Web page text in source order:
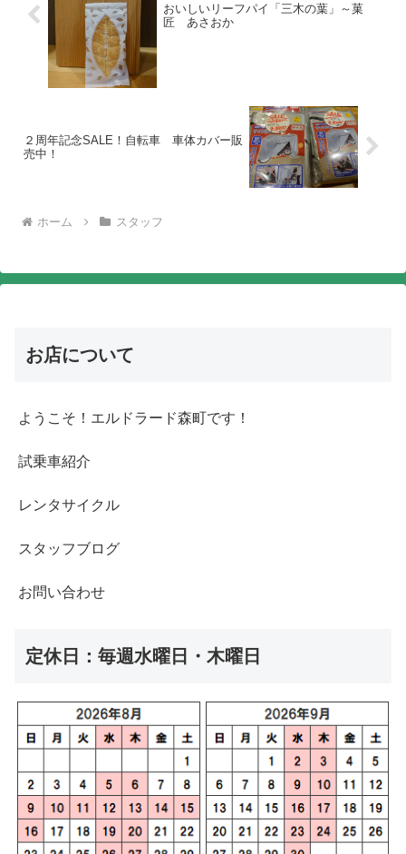
おいしいリーフパイ「三木の葉」～菓
匠 あさおか
２周年記念SALE！自転車 車体カバー販
売中！
ホーム スタッフ
お店について
ようこそ！エルドラード森町です！
試乗車紹介
レンタサイクル
スタッフブログ
お問い合わせ
定休日：毎週水曜日・木曜日